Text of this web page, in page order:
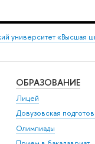
университет «Высшая
ОБРАЗОВАНИЕ
Лицей
Довузовская
Олимпиады